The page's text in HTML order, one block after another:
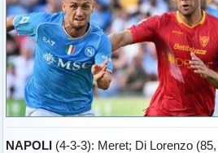
NAPOLI (4-3-3): Meret; Di Lorenzo